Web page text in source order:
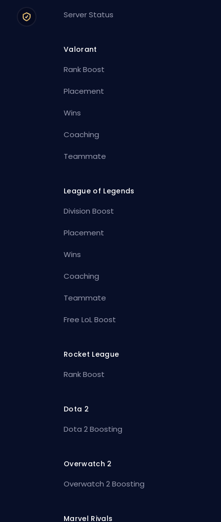
Server Status
Valorant
Rank Boost
Placement
Wins
Coaching
Teammate
League of Legends
Division Boost
Placement
Wins
Coaching
Teammate
Free LoL Boost
Rocket League
Rank Boost
Dota 2
Dota 2 Boosting
Overwatch 2
Overwatch 2 Boosting
Marvel Rivals